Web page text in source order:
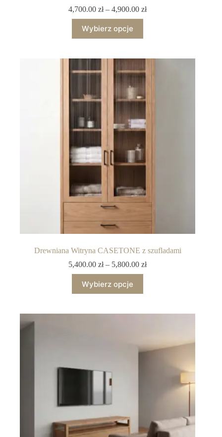
4,700.00zł – 4,900.00zł
Wybierz opcje
Drewniana Witryna CASETONE z szufladami
5,400.00zł – 5,800.00zł
Wybierz opcje